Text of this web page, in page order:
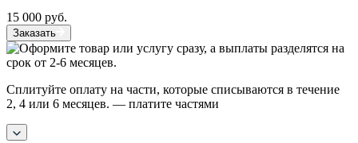
15 000 руб.
Заказать
Сплитуйте оплату на части, которые списываются в течение
2, 4 или 6 месяцев. — платите частями